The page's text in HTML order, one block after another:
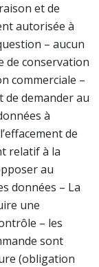
et de
autorisée à
– aucun
de conservation
commerciale –
de demander au
à
de
relatif à la
au
données – La
une
– les
sont
(obligation